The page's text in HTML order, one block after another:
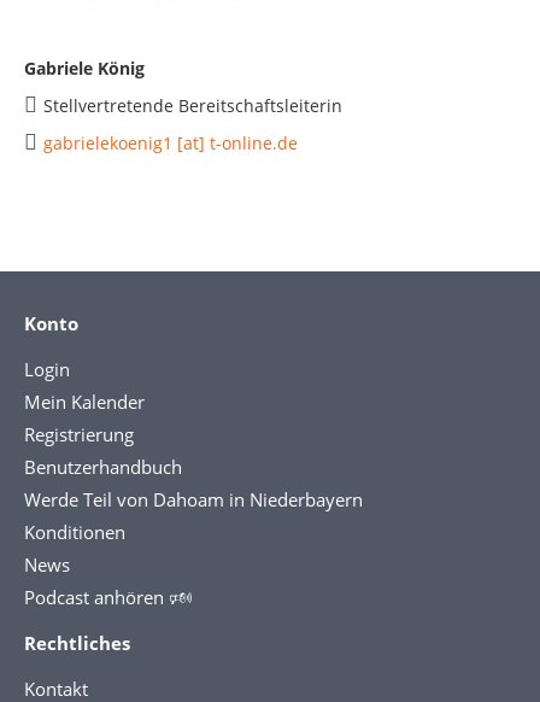
Gabriele König
Stellvertretende Bereitschaftsleiterin
gabrielekoenig1 [at] t-online.de
Konto
Login
Mein Kalender
Registrierung
Benutzerhandbuch
Werde Teil von Dahoam in Niederbayern
Konditionen
News
Podcast anhören 🕬
Rechtliches
Kontakt